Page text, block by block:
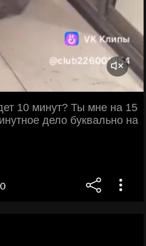
10 минут? Ты мне на 15
дело буквально на
0